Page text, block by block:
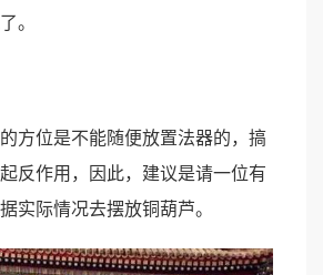
。
位是不能随便放置法器的，搞
反作用，因此，建议是请一位有
实际情况去摆放铜葫芦。